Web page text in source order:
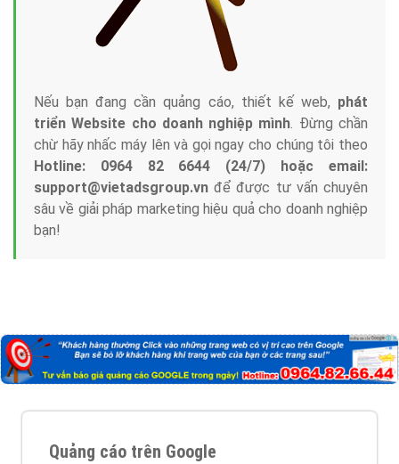
Nếu bạn đang cần quảng cáo, thiết kế web, phát
triển Website cho doanh nghiệp mình. Đừng chần
chừ hãy nhấc máy lên và gọi ngay cho chúng tôi theo
Hotline: 0964 82 6644 (24/7) hoặc email:
support@vietadsgroup.vn để được tư vấn chuyên
sâu về giải pháp marketing hiệu quả cho doanh nghiệp
bạn!
Quảng cáo trên Google